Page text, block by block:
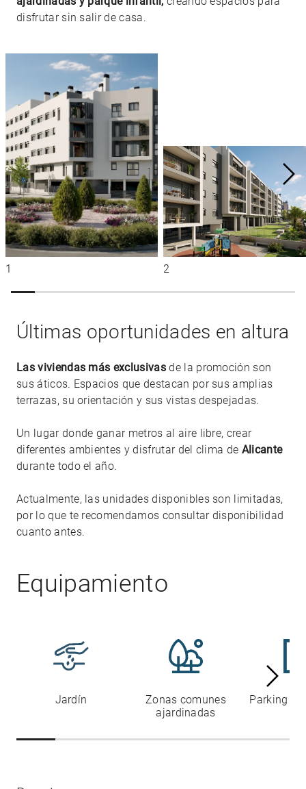
disfrutar sin salir de casa.
Últimas oportunidades en altura
Las viviendas más exclusivasde la promoción son
sus áticos. Espacios que destacan por sus amplias
terrazas, su orientación y sus vistas despejadas.
Un lugar donde ganar metros al aire libre, crear
diferentes ambientes y disfrutar del clima de Alicante
durante todo el año.
Actualmente, las unidades disponibles son limitadas,
por lo que te recomendamos consultar disponibilidad
cuanto antes.
Equipamiento
Jardín
Zonas comunes
ajardinadas
Parking